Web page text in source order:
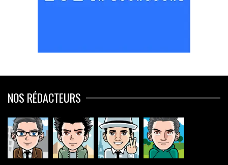
NOS RÉDACTEURS